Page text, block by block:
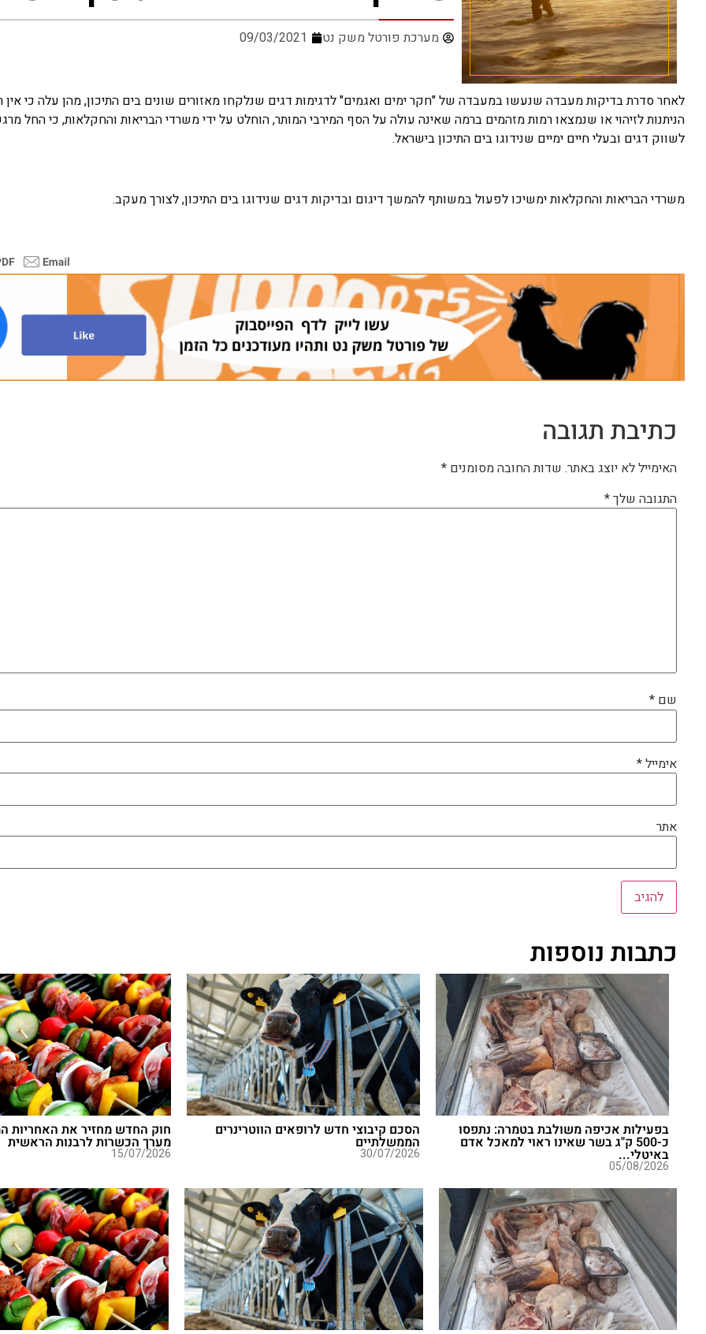
מערכת פורטל משק נט 09/03/2021
לאחר סדרת בדיקות מעבדה שנעשו במעבדה של "חקר ימים ואגמים" לדגימות דגים שנלקחו מאזורים שונים בים התיכון, מהן עלה כי אין
הניתנות לזיהוי או שנמצאו רמות מזהמים ברמה שאינה עולה על הסף המירבי המותר, הוחלט על ידי משרדי הבריאות והחקלאות, כי החל
לשווק דגים ובעלי חיים ימיים שנידוגו בים התיכון בישראל.
משרדי הבריאות והחקלאות ימשיכו לפעול במשותף להמשך דיגום ובדיקות דגים שנידוגו בים התיכון, לצורך מעקב.
כתיבת תגובה
האימייל לא יוצג באתר. שדות החובה מסומנים *
התגובה שלך*
שם *
אימייל*
אתר
כתבות נוספות
בפעילות אכיפה משולבת בטמרה: נתפסו
כ-500 ק"ג בשר שאינו ראוי למאכל אדם
באיטלי...
05/08/2026
הסכם קיבוצי חדש לרופאים הווטרינרים
הממשלתיים
30/07/2026
חוק החדש מחזיר את האחריות
מערך הכשרות לרבנות הראשית
15/07/2026